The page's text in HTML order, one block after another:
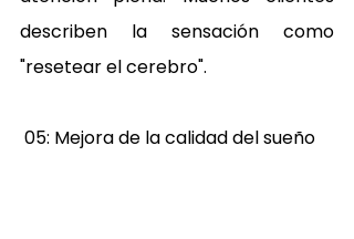
describen la sensación como
"resetear el cerebro".
05: Mejora de la calidad del sueño